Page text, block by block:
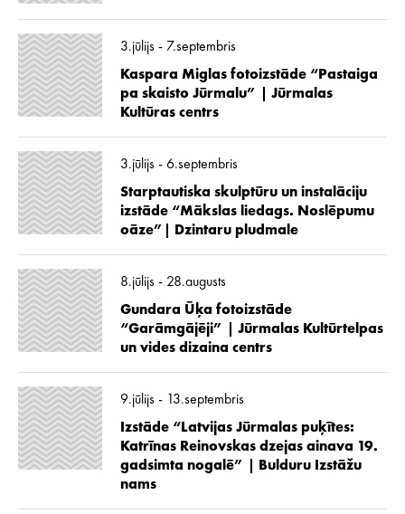
3.jūlijs - 7.septembris
Kaspara Miglas fotoizstāde “Pastaiga
pa skaisto Jūrmalu” | Jūrmalas
Kultūras centrs
3.jūlijs - 6.septembris
Starptautiska skulptūru un instalāciju
izstāde “Mākslas liedags. Noslēpumu
oāze”| Dzintaru pludmale
8.jūlijs - 28.augusts
Gundara Ūķa fotoizstāde
“Garāmgājēji” | Jūrmalas Kultūrtelpas
un vides dizaina centrs
9.jūlijs - 13.septembris
Izstāde “Latvijas Jūrmalas puķītes:
Katrīnas Reinovskas dzejas ainava 19.
gadsimta nogalē” | Bulduru Izstāžu
nams